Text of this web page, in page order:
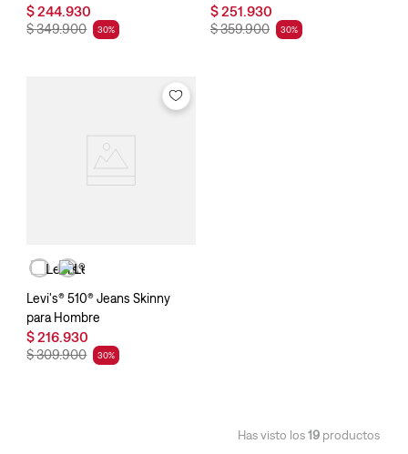
$244 .930
$349.900 30%
$251 930
$359.900 30%
Levi's® 510® Jeans Skinny
para Hombre
$216.930
$309.900 30%
Has visto los19productos